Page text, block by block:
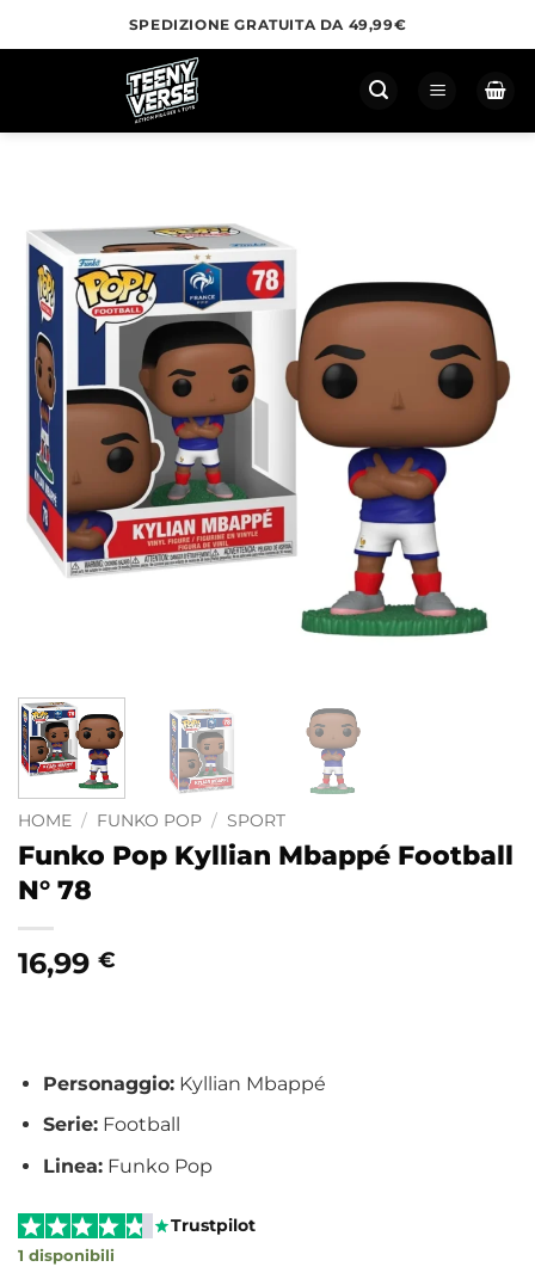
ai
SPEDIZIONE GRATUITA DA 49,99€
HOME / FUNKO POP / SPORT
Funko Pop Kyllian Mbappé Football
N° 78
16,99 €
Personaggio:Kyllian Mbappé
Serie:Football
Linea:Funko Pop
Trustpilot
1 disponibili